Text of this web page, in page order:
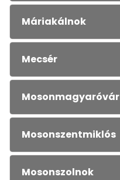
Máriakálnok
Mecsér
Mosonmagyaróvár
Mosonszentmiklós
Mosonszolnok